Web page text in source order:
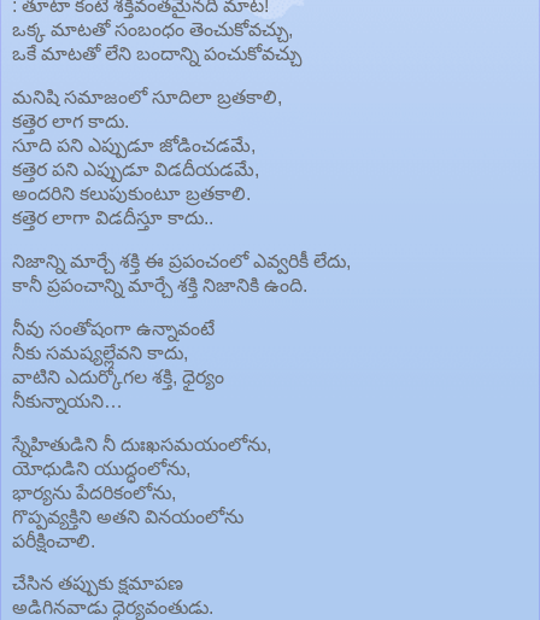
: తూటా కంటే శక్తివంతమైనది మాట!
ఒక్క మాటతో సంబంధం తెంచుకోవచ్చు,
ఒకే మాటతో లేని బందాన్ని పంచుకోవచ్చు
మనిషి సమాజంలో సూదిలా బ్రతకాలి,
కత్తెర లాగ కాదు.
సూది పని ఎప్పుడూ జోడించడమే,
కత్తెర పని ఎప్పుడూ విడదీయడమే,
అందరిని కలుపుకుంటూ బ్రతకాలి.
కత్తెర లాగా విడదీస్తూ కాదు..
నిజాన్ని మార్చే శక్తి ఈ ప్రపంచంలో ఎవ్వరికీ లేదు,
కానీ ప్రపంచాన్ని మార్చే శక్తి నిజానికి ఉంది.
నీవు సంతోషంగా ఉన్నావంటే
నీకు సమష్యల్లేవని కాదు,
వాటిని ఎదుర్కోగల శక్తి, ధైర్యం
నీకున్నాయని…
స్నేహితుడిని నీ దుఃఖసమయంలోను,
యోధుడిని యుద్ధంలోను,
భార్యను పేదరికంలోను,
గొప్పవ్యక్తిని అతని వినయంలోను
పరీక్షించాలి.
చేసిన తప్పుకు క్షమాపణ
అడిగినవాడు ధైర్యవంతుడు.